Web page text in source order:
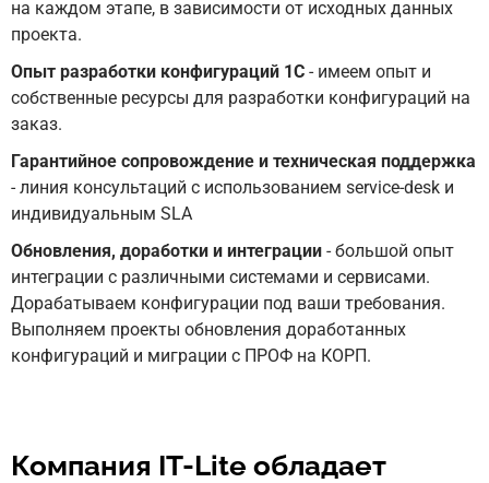
на каждом этапе, в зависимости от исходных данных
проекта.
Опыт разработки конфигураций 1С - имеем опыт и
собственные ресурсы для разработки конфигураций на
заказ.
Гарантийное сопровождение и техническая поддержка
- линия консультаций с использованием service-desk и
индивидуальным SLA
Обновления, доработки и интеграции - большой опыт
интеграции с различными системами и сервисами.
Дорабатываем конфигурации под ваши требования.
Выполняем проекты обновления доработанных
конфигураций и миграции с ПРОФ на КОРП.
Компания IT-Lite обладает